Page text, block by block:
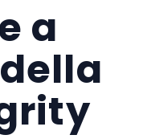
a